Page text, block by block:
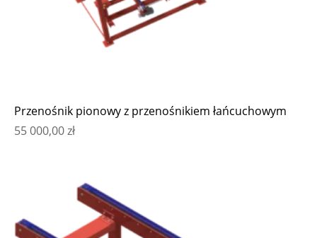
Przenośnik pionowy z przenośnikiem łańcuchowym
55 000,00zł